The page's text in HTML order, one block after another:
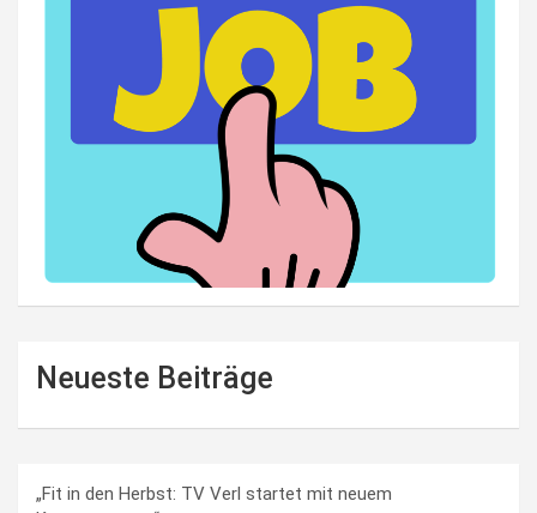
Neueste Beiträge
„Fit in den Herbst: TV Verl startet mit neuem